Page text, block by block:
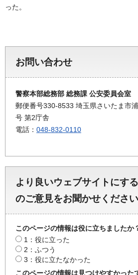
った。
お問い合わせ
警察本部総務部 総務課 公安委員会室
郵便番号330-8533 埼玉県さいたま市
号 第2庁舎
電話： 048-832-0110
より良いウェブサイトにす
のご意見をお聞かせください
このページの情報は役に立ちましたか
1：役に立った
2：ふつう
3：役に立たなかった
このページの情報は見つけやすかった